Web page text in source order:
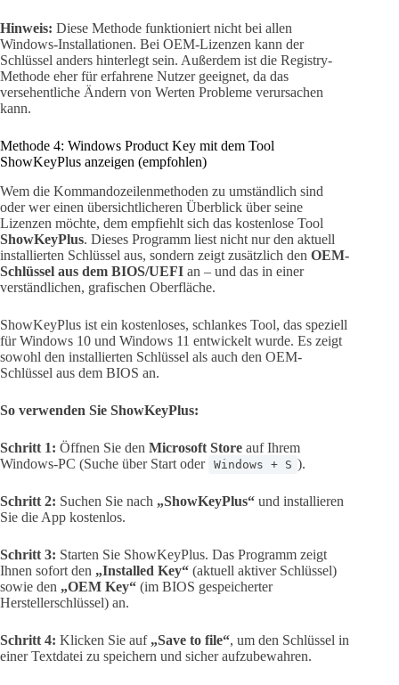
Hinweis: Diese Methode funktioniert nicht bei allen
Windows-Installationen. Bei OEM-Lizenzen kann der
Schlüssel anders hinterlegt sein. Außerdem ist die Registry-
Methode eher für erfahrene Nutzer geeignet, da das
versehentliche Ändern von Werten Probleme verursachen
kann.
Methode 4: Windows Product Key mit dem Tool
ShowKeyPlus anzeigen (empfohlen)
Wem die Kommandozeilenmethoden zu umständlich sind
oder wer einen übersichtlicheren Überblick über seine
Lizenzen möchte, dem empfiehlt sich das kostenlose Tool
ShowKeyPlus. Dieses Programm liest nicht nur den aktuell
installierten Schlüssel aus, sondern zeigt zusätzlich den OEM-
Schlüssel aus dem BIOS/UEFI an – und das in einer
verständlichen, grafischen Oberfläche.
ShowKeyPlus ist ein kostenloses, schlankes Tool, das speziell
für Windows 10 und Windows 11 entwickelt wurde. Es zeigt
sowohl den installierten Schlüssel als auch den OEM-
Schlüssel aus dem BIOS an.
So verwenden Sie ShowKeyPlus:
Schritt 1: Öffnen Sie den Microsoft Store auf Ihrem
Windows-PC (Suche über Start oder Windows + S ).
Schritt 2: Suchen Sie nach „ShowKeyPlus“ und installieren
Sie die App kostenlos.
Schritt 3: Starten Sie ShowKeyPlus. Das Programm zeigt
Ihnen sofort den „Installed Key“ (aktuell aktiver Schlüssel)
sowie den „OEM Key“ (im BIOS gespeicherter
Herstellerschlüssel) an.
Schritt 4: Klicken Sie auf „Save to file“, um den Schlüssel in
einer Textdatei zu speichern und sicher aufzubewahren.